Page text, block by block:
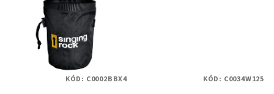
KÓD: C0002BBX4 KÓD: C0034W125